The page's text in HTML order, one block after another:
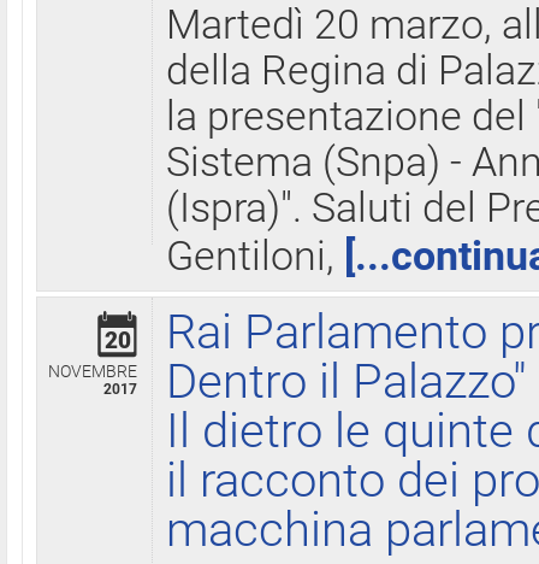
Martedì 20 marzo,
della Regina di
la presentazione
Sistema (Snpa) -
(Ispra)". Saluti del
Gentiloni,
20
NOVEMBRE
2017
Rai Parlamento
Dentro il Palazzo"
Il dietro le quinte
il racconto dei
macchina